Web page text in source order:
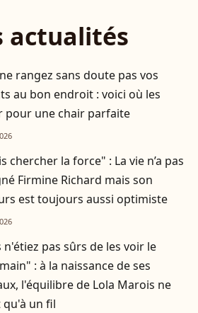
actualités
rangez sans doute pas vos
au bon endroit : voici où les
pour une chair parfaite
chercher la force" : La vie n’a pas
Firmine Richard mais son
est toujours aussi optimiste
n'étiez pas sûrs de les voir le
: à la naissance de ses
l'équilibre de Lola Marois ne
un fil